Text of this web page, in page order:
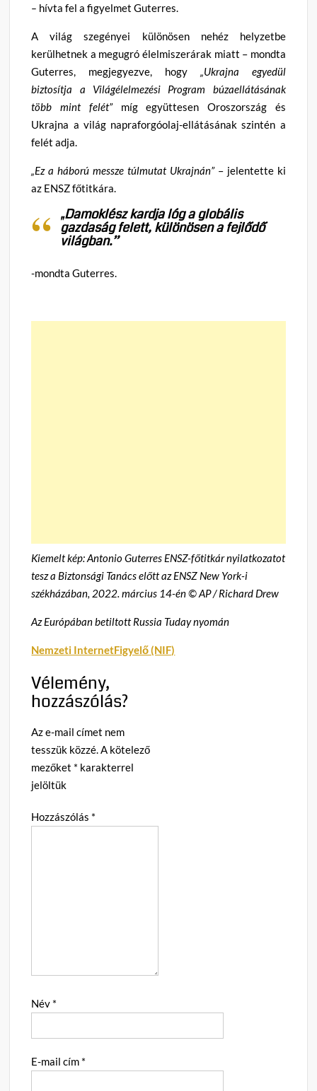
– hívta fel a figyelmet Guterres.
A világ szegényei különösen nehéz helyzetbe
kerülhetnek a megugró élelmiszerárak miatt – mondta
Guterres, megjegyezve, hogy „Ukrajna egyedül
biztosítja a Világélelmezési Program búzaellátásának
több mint felét” míg együttesen Oroszország és
Ukrajna a világ napraforgóolaj-ellátásának szintén a
felét adja.
„Ez a háború messze túlmutat Ukrajnán” – jelentette ki
az ENSZ főtitkára.
„Damoklész kardja lóg a globális
gazdaság felett, különösen a fejlődő
világban.”
-mondta Guterres.
Kiemelt kép: Antonio Guterres ENSZ-főtitkár nyilatkozatot
tesz a Biztonsági Tanács előtt az ENSZ New York-i
székházában, 2022. március 14-én © AP / Richard Drew
Az Európában betiltott Russia Tuday nyomán
Nemzeti InternetFigyelő (NIF)
Vélemény,
hozzászólás?
Az e-mail címet nem
tesszük közzé.A kötelező
mezőket * karakterrel
jelöltük
Hozzászólás *
Név *
E-mail cím *